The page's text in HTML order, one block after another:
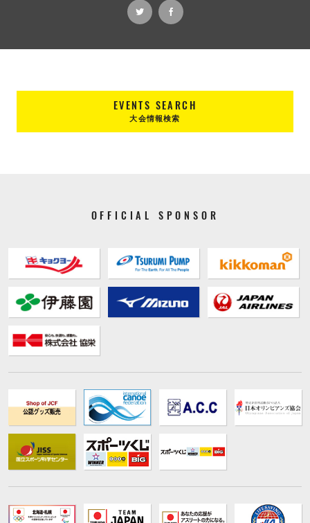
EVENTS SEARCH
大会情報検索
OFFICIAL SPONSOR